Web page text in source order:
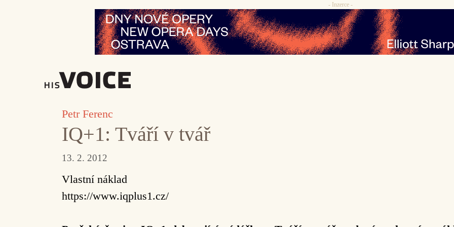
- Inzerce -
Petr Ferenc
IQ+1: Tváří v tvář
13. 2. 2012
Vlastní náklad
https://www.iqplus1.cz/